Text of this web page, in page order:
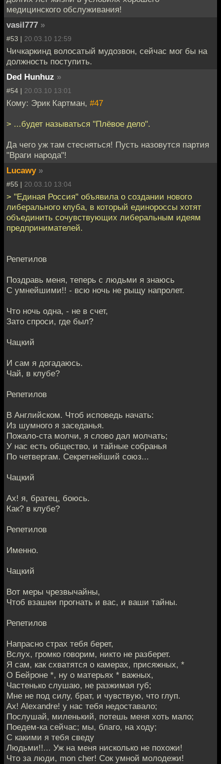
медицинского обслуживания!
vasil777 »
#53 | 20.03.10 12:59
Чичкаркинд волосатый мудозвон, сейчас мог бы на
должность поступить.
Ded Hunhuz »
#54 | 20.03.10 13:01
Кому: Эрик Картман, #47
> ...будет называться "Плёвое дело".
Да чего уж там стесняться! Пусть назовутся партия
"Враги народа"!
Lucawy »
#55 | 20.03.10 13:04
> "Единая Россия" объявила о создании нового
либерального клуба, в который единороссы хотят
объединить сочувствующих либеральным идеям
предпринимателей.
Репетилов
Поздравь меня, теперь с людьми я знаюсь
С умнейшими!! - всю ночь не рыщу напролет.
Что ночь одна, - не в счет,
Зато спроси, где был?
Чацкий
И сам я догадаюсь.
Чай, в клубе?
Репетилов
В Английском. Чтоб исповедь начать:
Из шумного я заседанья.
Пожало-ста молчи, я слово дал молчать;
У нас есть общество, и тайные собранья
По четвергам. Секретнейший союз...
Чацкий
Ах! я, братец, боюсь.
Как? в клубе?
Репетилов
Именно.
Чацкий
Вот меры чрезвычайны,
Чтоб взашеи прогнать и вас, и ваши тайны.
Репетилов
Напрасно страх тебя берет,
Вслух, громко говорим, никто не разберет.
Я сам, как схватятся о камерах, присяжных, *
О Бейроне *, ну о матерьях * важных,
Частенько слушаю, не разжимая губ;
Мне не под силу, брат, и чувствую, что глуп.
Ax! Alexandre! у нас тебя недоставало;
Послушай, миленький, потешь меня хоть мало;
Поедем-ка сейчас; мы, благо, на ходу;
С какими я тебя сведу
Людьми!!... Уж на меня нисколько не похожи!
Что за люди, mon cher! Сок умной молодежи!